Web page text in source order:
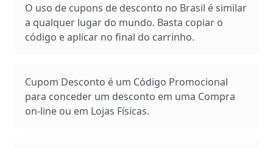
O uso de cupons de desconto no Brasil é similar
a qualquer lugar do mundo. Basta copiar o
código e aplicar no final do carrinho.
Cupom Desconto é um Código Promocional
para conceder um desconto em uma Compra
on-line ou em Lojas Físicas.